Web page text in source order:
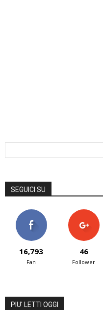
SEGUICI SU
16,793
Fan
46
Follower
PIU' LETTI OGGI